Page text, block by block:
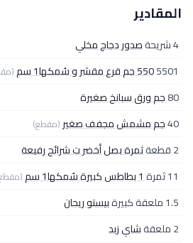
المقادير
4 شريحة
صدور دجاج مخلي
5501550 جم قرع مقشر و سُمكها1 سم
80جم ورق سبانخ صغيرة
40جم مشمش مجفف صغير (مقطع)
2 قطعة
ثمرة بصل أخضر ت شرائح رفيعة
11 ثمرة
1 بطاطس كبيرة سُمكها1 سم
1.5 ملعقة كبيرة
بيستو ريحان
2 ملعقة
شاي زبد